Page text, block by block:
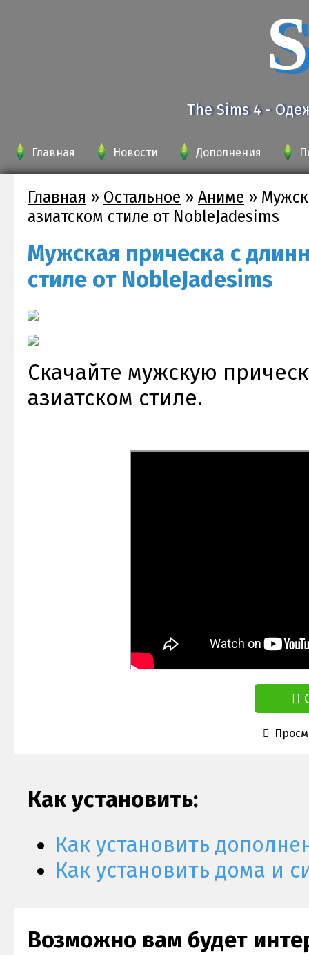
The Sims 4 -
Главная Новости Дополнения
Главная » Остальное » Аниме »
азиатском стиле от NobleJadesims
Мужская прическа с
стиле от NobleJadesims
Скачайте мужскую
азиатском стиле.
Как установить:
Как установить
Как установить дома и
Возможно вам будет